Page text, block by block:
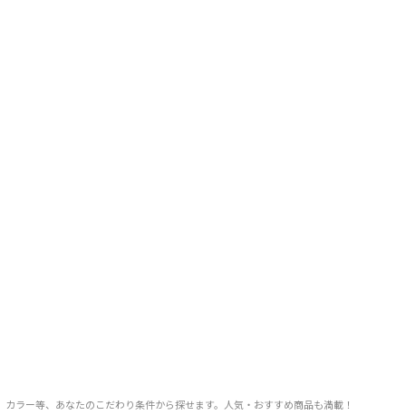
ラー等、あなたのこだわり条件から探せます。人気・おすすめ商品も満載！